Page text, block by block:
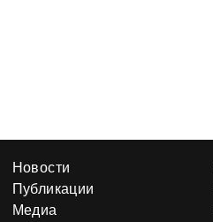
Новости
Публикации
Медиа